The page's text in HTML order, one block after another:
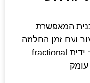
המאפשרת
ועם זמן החלמה
מינימלי. המכשיר כולל 2 ידיות: ידית fractional